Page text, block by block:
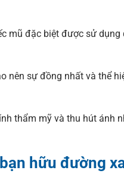
mũ đặc biệt được sử dụng
nên sự đồng nhất và thể
thẩm mỹ và thu hút ánh
hữu đường